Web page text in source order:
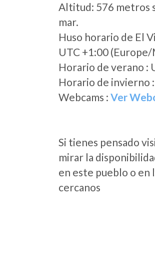
Altitud: 576 metros
mar.
Huso horario de El
UTC +1:00
Horario de verano :
Horario de invierno
Webcams : Ver
Si tienes pensado
mirar la
en este pueblo o en
cercanos